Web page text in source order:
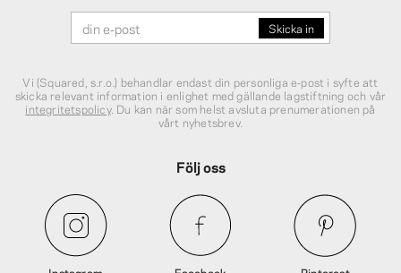
Vi (Squared, s.r.o.) behandlar endast din personliga e‑post i syfte att
skicka relevant information i enlighet med gällande lagstiftning och vår
integritetspolicy. Du kan när som helst avsluta prenumerationen på
vårt nyhetsbrev.
Följ oss